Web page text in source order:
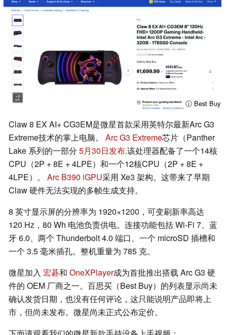
ⓘ Best Buy
Claw 8 EX AI+ CG3EM是微星首款采用英特尔最新Arc G3
Extreme技术的掌上电脑。 Arc G3 Extreme芯片（Panther
Lake 系列的一部分 5月30日发布.该处理器配备了一个14核
CPU（2P + 8E + 4LPE）和一个12核CPU（2P + 8E +
4LPE）。 Arc B390 iGPU采用 Xe3 架构。这带来了早期
Claw 硬件无法实现的多帧生成支持。
8 英寸显示屏的分辨率为 1920×1200，可变刷新率高达
120 Hz，80 Wh 电池负责供电。连接功能包括 Wi-Fi 7、蓝
牙 6.0、两个 Thunderbolt 4.0 端口、一个 microSD 插槽和
一个 3.5 毫米插孔。整机重量为 785 克。
微星加入 宏碁和 OneXPlayer成为首批推出搭载 Arc G3 硬
件的 OEM 厂商之一。百思买（Best Buy）的列表显示尚未
确认发货日期，也没有任何评论，这只能说明产品即将上
市，但尚未发布。微星尚未正式公布定价。